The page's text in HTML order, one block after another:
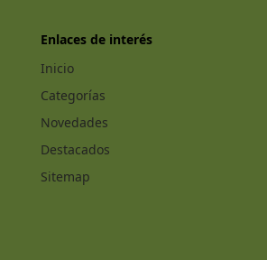
Enlaces de interés
Inicio
Categorías
Novedades
Destacados
Sitemap